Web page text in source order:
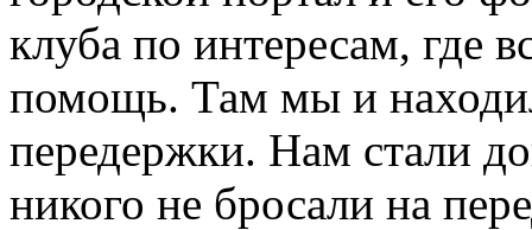
клуба по интересам, где
помощь. Там мы и
передержки. Нам стали
никого не бросали на